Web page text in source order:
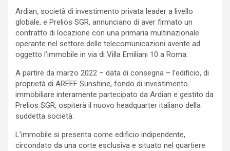
Ardian, società di investimento privata leader a livello
globale, e Prelios SGR, annunciano di aver firmato un
contratto di locazione con una primaria multinazionale
operante nel settore delle telecomunicazioni avente ad
oggetto l’immobile in via di Villa Emiliani 10 a Roma.
A partire da marzo 2022 – data di consegna – l’edificio, di
proprietà di AREEF Sunshine, fondo di investimento
immobiliare interamente partecipato da Ardian e gestito da
Prelios SGR, ospiterà il nuovo headquarter italiano della
suddetta società.
L’immobile si presenta come edificio indipendente,
circondato da una corte esclusiva e situato nel quartiere